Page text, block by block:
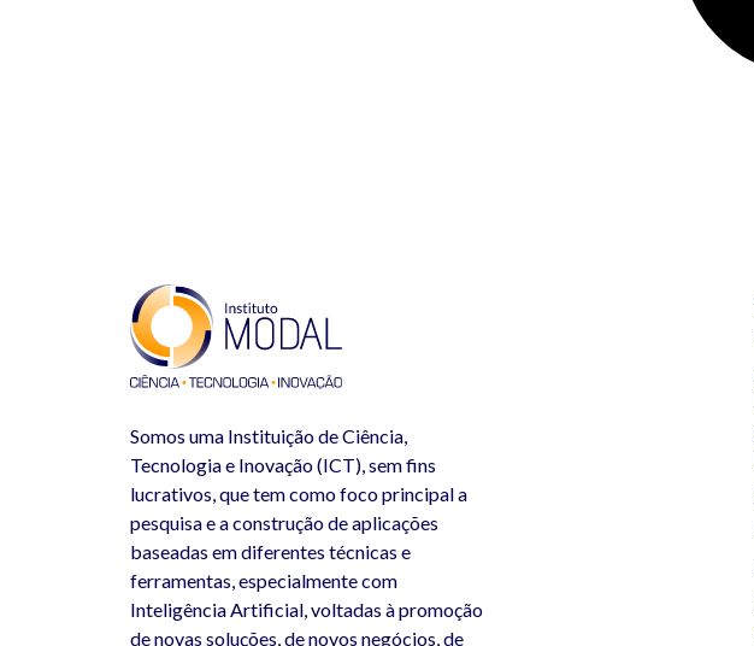
Somos uma Instituição de Ciência,
Tecnologia e Inovação (ICT), sem fins
lucrativos, que tem como foco principal a
pesquisa e a construção de aplicações
baseadas em diferentes técnicas e
ferramentas, especialmente com
Inteligência Artificial, voltadas à promoção
de novas soluções, de novos negócios, de